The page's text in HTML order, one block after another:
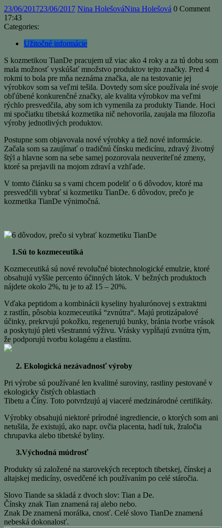
23/06/201723/06/2017 Nina HolešováNina Holešová 0 Comment
17:43
Categories:
Užitočné informácie
S kozmetikou TianDe pracujem už viac ako 4 roky a za tú dobu som
mala možnosť vyskúšať množstvo produktov tejto značky. Pred 4
rokmi to bola pre mňa neznáma značka, ale na testovanie jej
výrobkov som sa veľmi tešila. Dovtedy som síce používala iné svoje
obľúbené konkurenčné značky, ale kvalita výrobkov ma veľmi
rýchlo presvedčila, aby som ich vymenila za produkty Tiande. Hoci
mi spočiatku tibetská kozmetika nič nehovorila, zaujala ma filozofia
výroby jednotlivých produktov.
Postupne som objavovala nové výrobky a tiež nové informácie.
Začala som sa zaujímať o tradičnú čínsku medicínu, zdravý životný
štýl a hlavne som na sebe samej pozorovala neuveriteľné zmeny,
ktoré sa prejavili na mojom zdraví a vzhľade.
V tomto článku sa s vami chcem podeliť o 6 dôvodov, ktoré ma
presvedčili vybrať si kozmetiku TianDe. 6 dôvodov, prečo je
kozmetika TianDe výnimočná.
1.Sú to kozmeceutiká
Kozmeceutiká sú nové revolučné biotechnologické emulzie, ktoré
obsahujú vyššie percento účinných látok. V bežných produktoch
nájdete okolo 2%, tu je to až 15 – 20%.
Vďaka peptidom a kombinácii kyseliny hyalurónovej s extraktmi
z rastlín, pôsobia kozmeceutiká “zvnútra“. Majú protizápalové
účinky, prekrvujú pokožku, regenerujú bunky, bránia tvorbe vrások
a poskytujú pleti všestrannú výživu. Vrásky vypĺňajú zvnútra tým,
že podporujú tvorbu kolagénu a elastínu.
2. Ekologická nezávadnosť výroby
Pri výrobe sú používané len kvalitné suroviny, rastliny pestované v
ekologicky čistých oblastiach
Tibetu a Číny. Toto potvrdzujú aj viaceré medzinárodné certifikáty.
Výrobky obsahujú niektoré prírodné ingrediencie, o ktorých som ani
netušila, že existujú, ako napr. ovčia placenta, hadí tuk, žraločia
chrupavka alebo tibetské byliny.
3.Východná múdrosť
Produkty sú založené na starovekých receptoch tibetskej, čínskej a
altajskej medicíny, osvedčené ich používaním po celé stáročia.
Slovo Tiande sa skladá z dvoch slov: Tian a De.
Čínsky znak Tian znamená raj alebo nebo.
Znak De znamená morálka, cnosť. Celé slovo TianDe znamená
nebeská dokonalosť.